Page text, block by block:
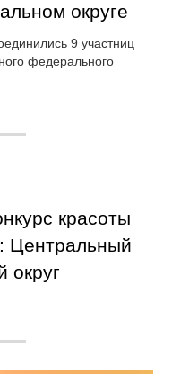
округе
9 участниц
федерального
красоты
Центральный
округ